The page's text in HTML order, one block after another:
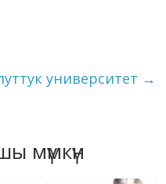
ki
университет →
мүмкүн